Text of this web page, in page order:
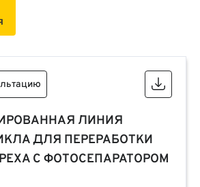
ЛИНИЯ
ДЛЯ ПЕРЕРАБОТКИ
С ФОТОСЕПАРАТОРОМ